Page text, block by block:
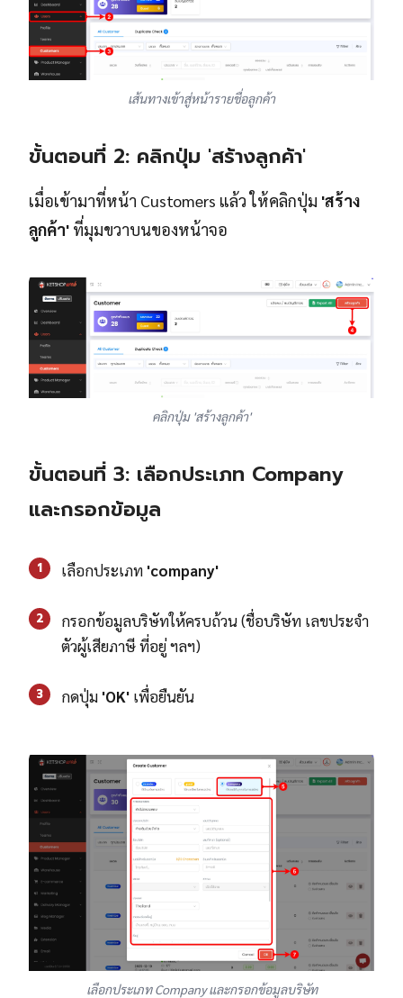
เส้นทางเข้าสู่หน้ารายชื่อลูกค้า
ขั้นตอนที่ 2: คลิกปุ่ม 'สร้างลูกค้า'
เมื่อเข้ามาที่หน้า Customers แล้ว ให้คลิกปุ่ม 'สร้าง
ลูกค้า' ที่มุมขวาบนของหน้าจอ
คลิกปุ่ม 'สร้างลูกค้า'
ขั้นตอนที่ 3: เลือกประเภท Company
และกรอกข้อมูล
1 เลือกประเภท 'company'
2
กรอกข้อมูลบริษัทให้ครบถ้วน (ชื่อบริษัท เลขประจำ
ตัวผู้เสียภาษี ที่อยู่ ฯลฯ)
3 กดปุ่ม 'OK' เพื่อยืนยัน
เลือกประเภท Company และกรอกข้อมูลบริษัท